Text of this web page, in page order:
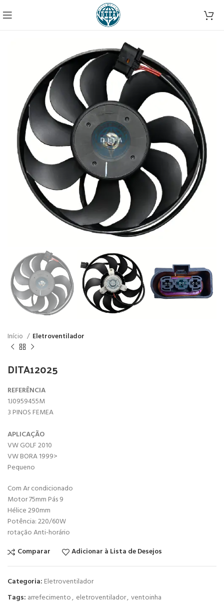
Início Eletroventilador
DITA12025
REFERÊNCIA
1J0959455M
3 PINOS FEMEA
APLICAÇÃO
VW GOLF 2010
VW BORA 1999>
Pequeno
Com Ar condicionado
Motor 75mm Pás 9
Hélice 290mm
Potência: 220/60W
rotação Anti-horário
Comparar
Adicionar à Lista de Desejos
Categoria: Eletroventilador
Tags: arrefecimento, eletroventilador, ventoinha